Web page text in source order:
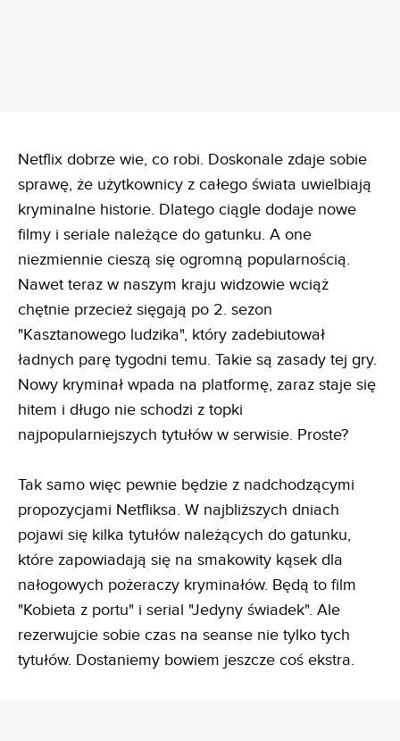
Netflix dobrze wie, co robi. Doskonale zdaje sobie
sprawę, że użytkownicy z całego świata uwielbiają
kryminalne historie. Dlatego ciągle dodaje nowe
filmy i seriale należące do gatunku. A one
niezmiennie cieszą się ogromną popularnością.
Nawet teraz w naszym kraju widzowie wciąż
chętnie przecież sięgają po 2. sezon
"Kasztanowego ludzika", który zadebiutował
ładnych parę tygodni temu. Takie są zasady tej gry.
Nowy kryminał wpada na platformę, zaraz staje się
hitem i długo nie schodzi z topki
najpopularniejszych tytułów w serwisie. Proste?
Tak samo więc pewnie będzie z nadchodzącymi
propozycjami Netfliksa. W najbliższych dniach
pojawi się kilka tytułów należących do gatunku,
które zapowiadają się na smakowity kąsek dla
nałogowych pożeraczy kryminałów. Będą to film
"Kobieta z portu" i serial "Jedyny świadek". Ale
rezerwujcie sobie czas na seanse nie tylko tych
tytułów. Dostaniemy bowiem jeszcze coś ekstra.